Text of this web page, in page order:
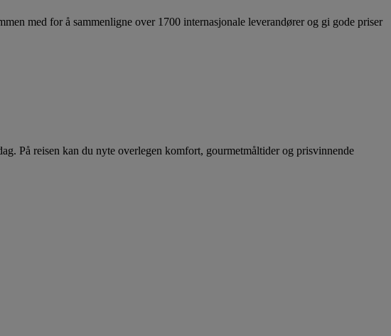
med for å sammenligne over 1700 internasjonale leverandører og gi gode priser
På reisen kan du nyte overlegen komfort, gourmetmåltider og prisvinnende